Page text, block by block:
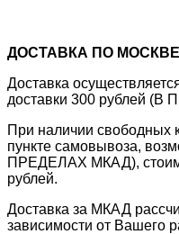
ДОСТАВКА ПО
Доставка
доставки 300 рублей
При наличии свободных
пункте самовывоза,
ПРЕДЕЛАХ МКАД),
рублей.
Доставка за МКАД
зависимости от Вашего